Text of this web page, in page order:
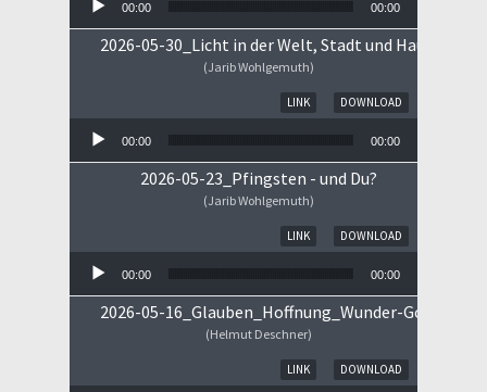
00:00 00:00
2026-05-30_Licht in der Welt, Stadt und Haus
(Jarib Wohlgemuth)
DOWNLOAD
LINK
00:00 00:00
2026-05-23_Pfingsten - und Du?
(Jarib Wohlgemuth)
DOWNLOAD
LINK
00:00 00:00
2026-05-16_Glauben_Hoffnung_Wunder-
(Helmut Deschner)
DOWNLOAD
LINK